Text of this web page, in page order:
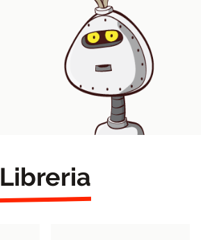
Libreria